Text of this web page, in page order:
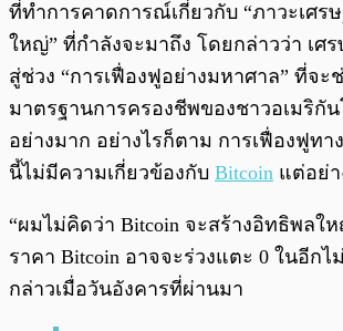
ที่ทำการคาดการณ์เกี่ยวกับ “ภาวะเศร
ใหญ่” ที่กำลังจะมาถึง โดยกล่าวว่า เศร
สู่ช่วง “การเฟื่องฟูอย่างมหาศาล” ที่จะ
มาตรฐานการครองชีพของชาวอเมริกัน
อย่างมาก อย่างไรก็ตาม การเฟื่องฟูทา
นี้ไม่มีความเกี่ยวข้องกับ Bitcoin แต่อย่า
“ผมไม่คิดว่า Bitcoin จะสร้างอิทธิพลใ
ราคา Bitcoin อาจจะร่วงแตะ 0 ในอีกไ
กล่าวเมื่อวันอังคารที่ผ่านมา